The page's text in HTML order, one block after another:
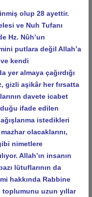
olup 28 ayettir.
ve Nuh Tufanı
Hz. Nûh’un
putlara değil Allah’a
ve kendi
yer almaya çağırdığı
gizli aşikâr her fırsatta
davete icabet
ifade edilen
istedikleri
olacaklarını,
nimetlere
Allah’ın insanın
lütuflarının da
hakkında Rabbine
toplumunu uzun yıllar